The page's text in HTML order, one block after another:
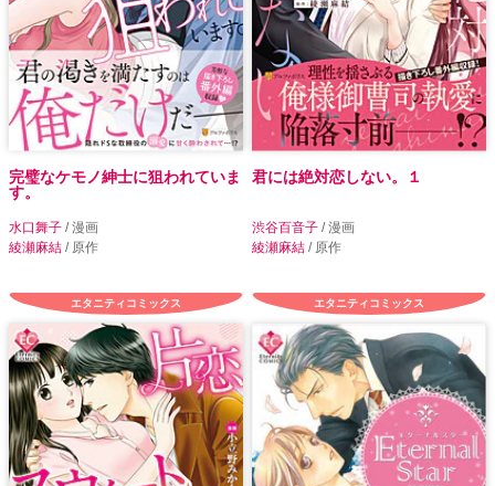
完璧なケモノ紳士に狙われていま
す。
水口舞子 / 漫画
綾瀬麻結 / 原作
君には絶対恋しない。１
渋谷百音子 / 漫画
綾瀬麻結 / 原作
エタニティコミックス エタニティコミックス